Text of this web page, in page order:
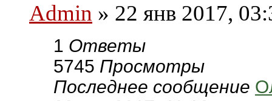
Admin » 22 янв 2017,
1 Ответы
5745 Просмотры
Последнее сообщение